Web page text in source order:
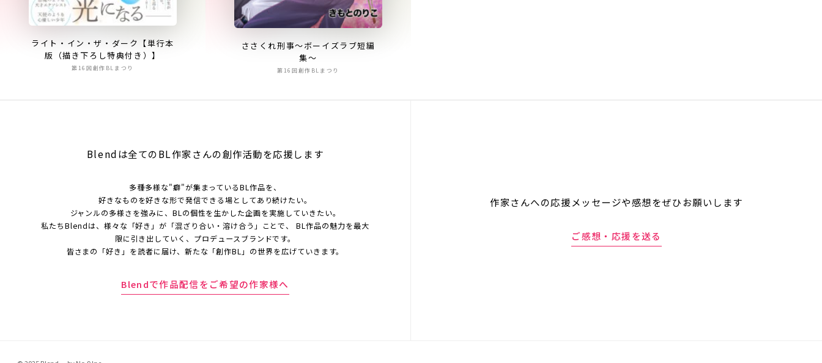
ライト・イン・ザ・ダーク【単行本
版（描き下ろし特典付き）】
第16回創作BLまつり
ささくれ刑事〜ボーイズラブ短編
集〜
第16回創作BLまつり
Blendは全てのBL作家さんの創作活動を応援します
多種多様な"癖"が集まっているBL作品を、
好きなものを好きな形で発信できる場としてあり続けたい。
ジャンルの多様さを強みに、BLの個性を生かした企画を実施していきたい。
私たちBlendは、様々な「好き」が「混ざり合い・溶け合う」ことで、 BL作品の魅力を最大
限に引き出していく、プロデュースブランドです。
皆さまの「好き」を読者に届け、新たな「創作BL」の世界を広げていきます。
Blendで作品配信をご希望の作家様へ
作家さんへの応援メッセージや感想をぜひお願いします
ご感想・応援を送る